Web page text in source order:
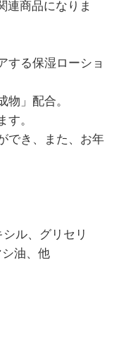
商品になりま
する保湿ローショ
物」配合。
す。
でき、また、お年
ル、グリセリ
油、他